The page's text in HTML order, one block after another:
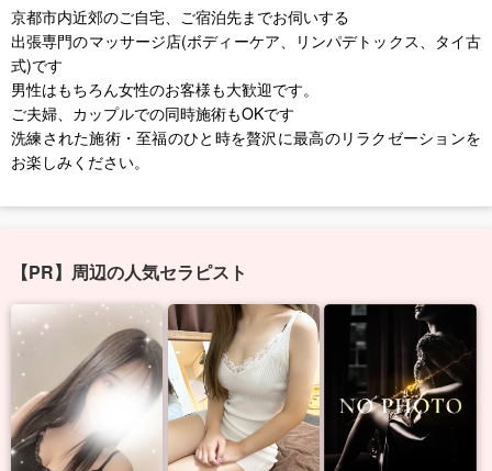
京都市内近郊のご自宅、ご宿泊先までお伺いする
出張専門のマッサージ店(ボディーケア、リンパデトックス、タイ古
式)です
男性はもちろん女性のお客様も大歓迎です。
ご夫婦、カップルでの同時施術もOKです
洗練された施術・至福のひと時を贅沢に最高のリラクゼーションを
お楽しみください。
【PR】周辺の人気セラピスト